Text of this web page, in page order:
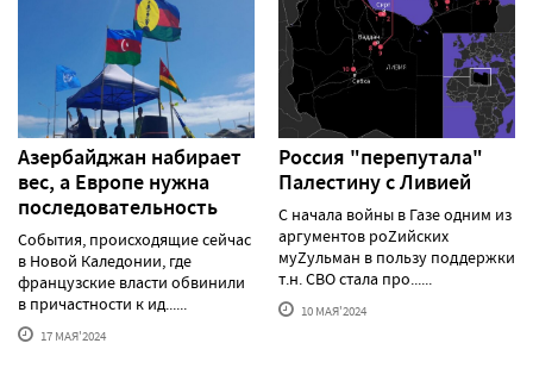
Азербайджан набирает
вес, а Европе нужна
последовательность
События, происходящие сейчас
в Новой Каледонии, где
французские власти обвинили
в причастности к ид......
17 МАЯ'2024
Россия "перепутала"
Палестину с Ливией
С начала войны в Газе одним из
аргументов роZийских
муZульман в пользу поддержки
т.н. СВО стала про......
10 МАЯ'2024